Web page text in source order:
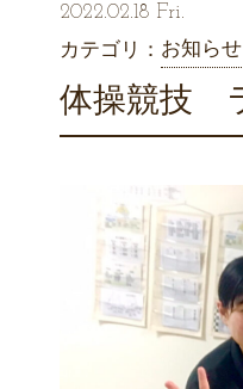
2022.02.18 Fri.
カテゴリ： お知らせ
体操競技